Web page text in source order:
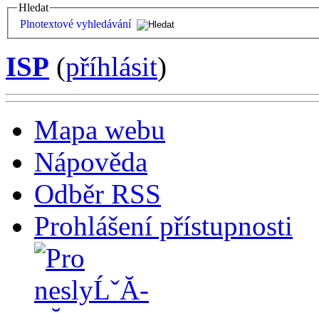
Hledat
Plnotextové vyhledávání
ISP (příhlásit)
Mapa webu
Nápověda
Odběr RSS
Prohlášení přístupnosti